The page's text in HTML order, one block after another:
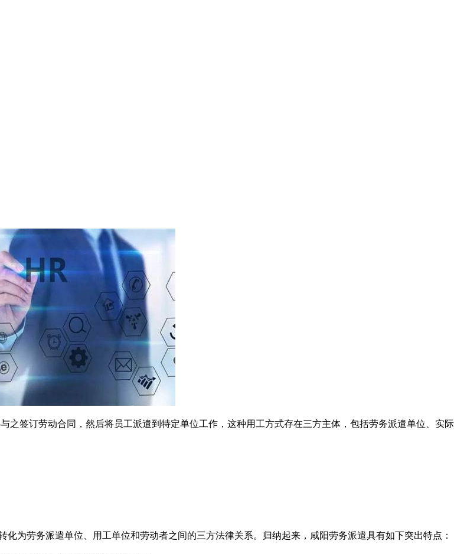
签订劳动合同，然后将员工派遣到特定单位工作，这种用工方式存在三方主体，包括劳务派遣单位、实际
为劳务派遣单位、用工单位和劳动者之间的三方法律关系。归纳起来，咸阳劳务派遣具有如下突出特点：